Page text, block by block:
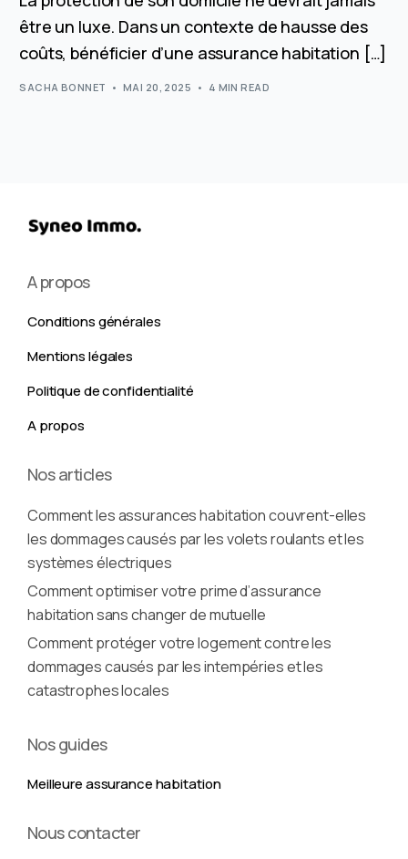
être un luxe. Dans un contexte de hausse des
coûts, bénéficier d’une assurance habitation […]
SACHA BONNET MAI 20, 2025 4 MIN READ
A propos
Conditions générales
Mentions légales
Politique de confidentialité
A propos
Nos articles
Comment les assurances habitation couvrent-elles
les dommages causés par les volets roulants et les
systèmes électriques
Comment optimiser votre prime d’assurance
habitation sans changer de mutuelle
Comment protéger votre logement contre les
dommages causés par les intempéries et les
catastrophes locales
Nos guides
Meilleure assurance habitation
Nous contacter